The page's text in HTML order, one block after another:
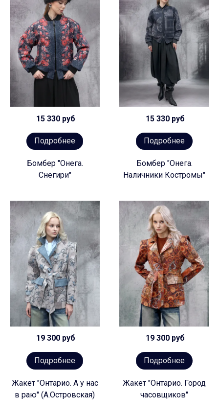
15 330 руб
Подробнее
Бомбер "Онега.
Снегири"
15 330 руб
Подробнее
Бомбер "Онега.
Наличники Костромы"
19 300 руб
Подробнее
Жакет "Онтарио. А у нас
в раю" (А.Островская)
19 300 руб
Подробнее
Жакет "Онтарио. Город
часовщиков"